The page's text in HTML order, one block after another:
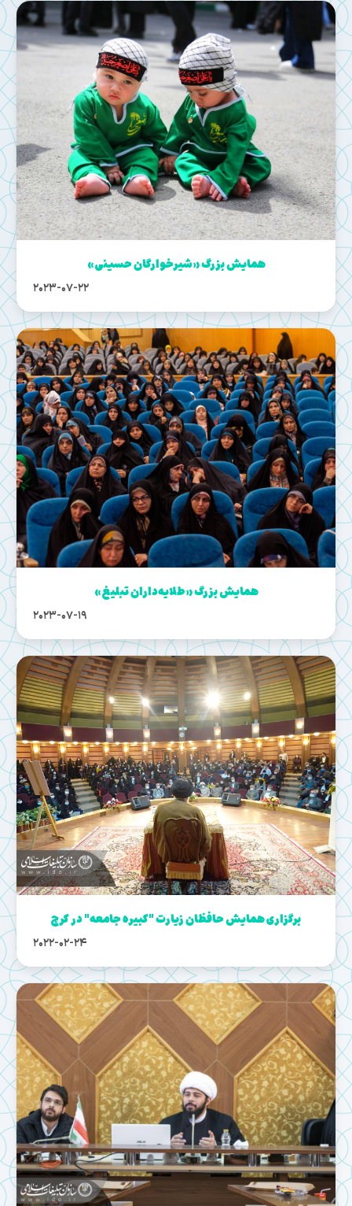
همایش بزرگ «شیرخوارگان حسینی»
2023-07-22
همایش بزرگ «طلایه‌داران تبلیغ»
2023-07-19
برگزاری همایش حافظان زیارت "کبیره جامعه" در کرج
2022-02-24